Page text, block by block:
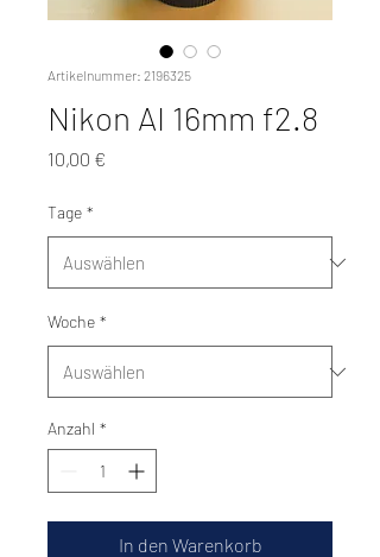
Artikelnummer: 2196325
Nikon AI 16mm f2.8
10,00 €
Tage *
Woche *
Anzahl *
In den Warenkorb